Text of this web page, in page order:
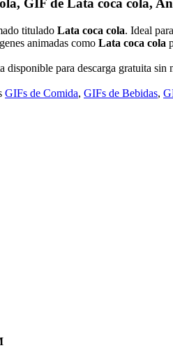
GIF de Lata coca cola,
titulado Lata coca cola. Ideal
animadas como Lata coca cola
disponible para descarga gratuita sin
GIFs de Comida, GIFs de Bebidas,